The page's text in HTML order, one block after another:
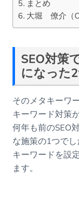
まとめ
大堀 僚介（
SEO対策
になった
そのメタキーワ
キーワード対策
何年も前のSEO
な施策の1つで
キーワードを設
ます。